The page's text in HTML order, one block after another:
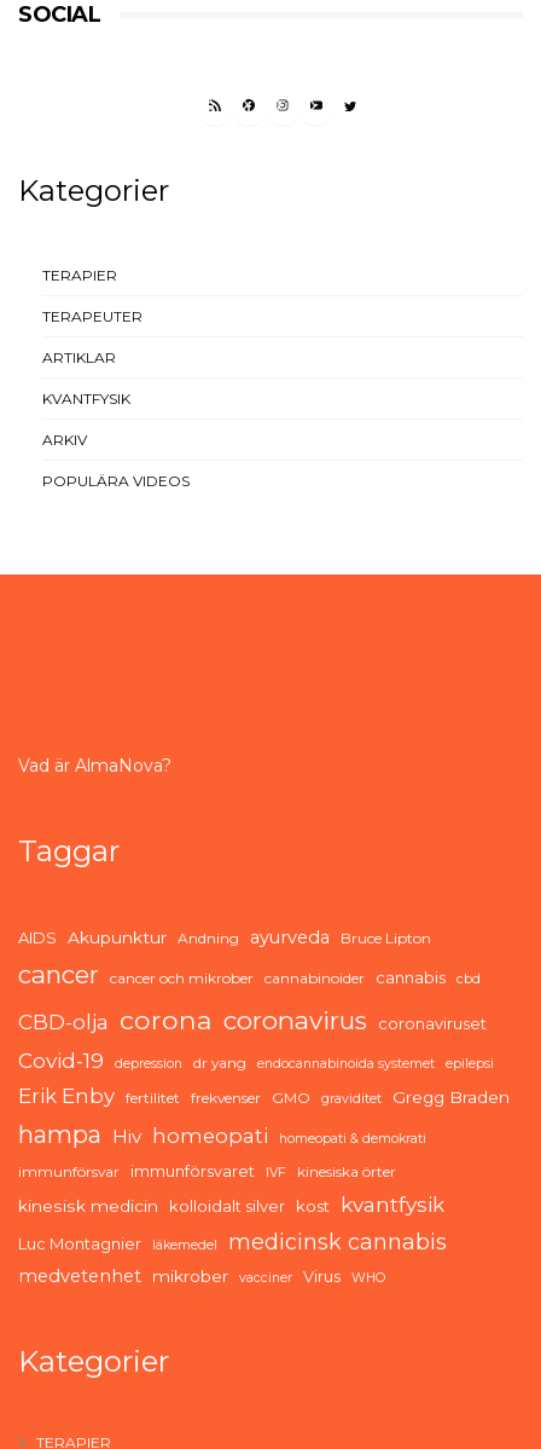
SOCIAL
RSS FEEDFACEBOOK
INSTAGRAM
YOUTUBETWITTER
Kategorier
TERAPIER
TERAPEUTER
ARTIKLAR
KVANTFYSIK
ARKIV
POPULÄRA VIDEOS
Vad är AlmaNova?
Taggar
AIDS Akupunktur Andning ayurveda Bruce Lipton
cancer cancer och mikrober cannabinoider cannabis cbd
CBD-olja corona coronavirus coronaviruset
Covid-19 depression dr yang endocannabinoida systemet epilepsi
Erik Enby fertilitet frekvenser GMO graviditet Gregg Braden
hampa Hiv homeopati homeopati & demokrati
immunförsvar immunförsvaret IVF kinesiska örter
kinesisk medicin kolloidalt silver kost kvantfysik
Luc Montagnier läkemedel medicinsk cannabis
medvetenhet mikrober vacciner Virus WHO
Kategorier
TERAPIER